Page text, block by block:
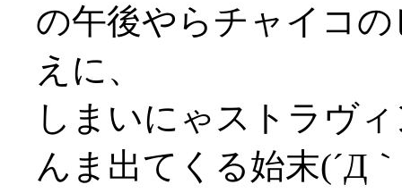
の午後やらチャイコ
えに、
しまいにゃストラヴ
んま出てくる始末(´Д